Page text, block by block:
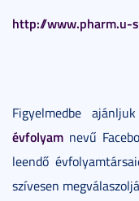
http://www.pharm.u-
Figyelmedbe
évfolyam nevű
leendő
szívesen